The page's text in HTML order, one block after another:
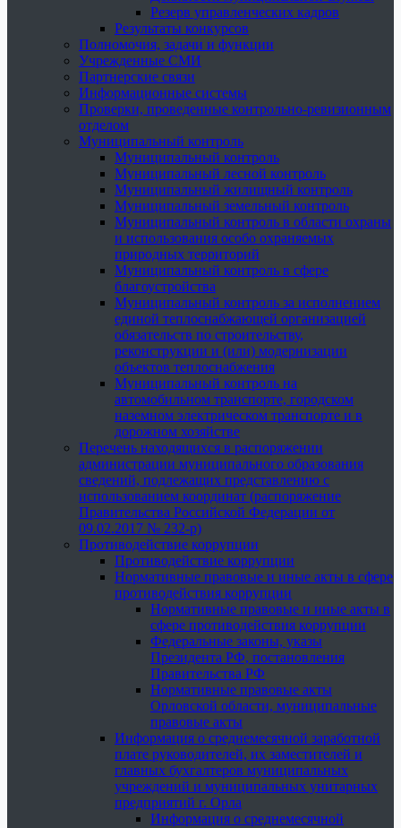
Резерв управленческих кадров
Результаты конкурсов
Полномочия, задачи и функции
Учрежденные СМИ
Партнерские связи
Информационные системы
Проверки, проведенные контрольно-ревизионным
отделом
Муниципальный контроль
Муниципальный контроль
Муниципальный лесной контроль
Муниципальный жилищный контроль
Муниципальный земельный контроль
Муниципальный контроль в области охраны
и использования особо охраняемых
природных территорий
Муниципальный контроль в сфере
благоустройства
Муниципальный контроль за исполнением
единой теплоснабжающей организацией
обязательств по строительству,
реконструкции и (или) модернизации
объектов теплоснабжения
Муниципальный контроль на
автомобильном транспорте, городском
наземном электрическом транспорте и в
дорожном хозяйстве
Перечень находящихся в распоряжении
администрации муниципального образования
сведений, подлежащих представлению с
использованием координат (распоряжение
Правительства Российской Федерации от
09.02.2017 № 232-р)
Противодействие коррупции
Противодействие коррупции
Нормативные правовые и иные акты в сфере
противодействия коррупции
Нормативные правовые и иные акты в
сфере противодействия коррупции
Федеральные законы, указы
Президента РФ, постановления
Правительства РФ
Нормативные правовые акты
Орловской области, муниципальные
правовые акты
Информация о среднемесячной заработной
плате руководителей, их заместителей и
главных бухгалтеров муниципальных
учреждений и муниципальных унитарных
предприятий г. Орла
Информация о среднемесячной